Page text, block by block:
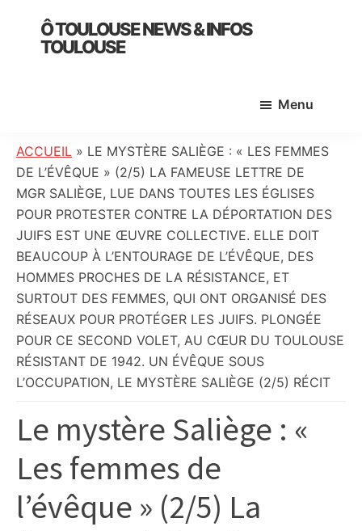
primary
Ô TOULOUSE NEWS & INFOS
TOULOUSE
:
info
locale,
société,
culture,
politique,
météo,
faits
divers
et
initiatives
citoyennes
Menu
ACCUEIL » LE MYSTÈRE SALIÈGE : « LES FEMMES
DE L’ÉVÊQUE » (2/5) LA FAMEUSE LETTRE DE
MGR SALIÈGE, LUE DANS TOUTES LES ÉGLISES
POUR PROTESTER CONTRE LA DÉPORTATION DES
JUIFS EST UNE ŒUVRE COLLECTIVE. ELLE DOIT
BEAUCOUP À L’ENTOURAGE DE L’ÉVÊQUE, DES
HOMMES PROCHES DE LA RÉSISTANCE, ET
SURTOUT DES FEMMES, QUI ONT ORGANISÉ DES
RÉSEAUX POUR PROTÉGER LES JUIFS. PLONGÉE
POUR CE SECOND VOLET, AU CŒUR DU TOULOUSE
RÉSISTANT DE 1942. UN ÉVÊQUE SOUS
L’OCCUPATION, LE MYSTÈRE SALIÈGE (2/5) RÉCIT
Le mystère Saliège : «
Les femmes de
l’évêque » (2/5) La